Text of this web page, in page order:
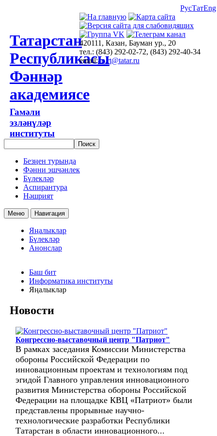
РусТатEng
Татарстан
Республикасы
Фәннәр
академиясе
Гамәли
эзләнүләр
институты
420111, Казан, Бауман ур., 20
тел.: (843) 292-02-72, (843) 292-40-34
email:an.rt@tatar.ru
Безңен турында
Фәнни эшчәнлек
Бүлекләр
Аспирантура
Нәшрият
Меню Навигация
Яңалыклар
Бүлекләр
Анонслар
Баш бит
Информатика институты
Яңалыклар
Новости
Конгрессно-выставочный центр "Патриот"
В рамках заседания Комиссии Министерства
обороны Российской Федерации по
инновационным проектам и технологиям под
эгидой Главного управления инновационного
развития Министерства обороны Российской
Федерации на площадке КВЦ «Патриот» были
представлены прорывные научно-
технологические разработки Республики
Татарстан в области инновационного...